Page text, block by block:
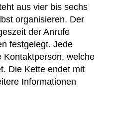
aus vier bis sechs
organisieren. Der
der Anrufe
festgelegt. Jede
Kontaktperson, welche
Die Kette endet mit
Informationen
Link wird in einem neuen